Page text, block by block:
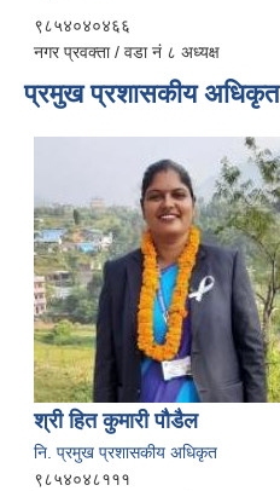
९८५४०४०४६६
नगर प्रवक्ता / वडा नं ८ अध्यक्ष
प्रमुख प्रशासकीय अधिकृत
श्री हित कुमारी पौडैल
नि. प्रमुख प्रशासकीय अधिकृत
९८५४०४८१११